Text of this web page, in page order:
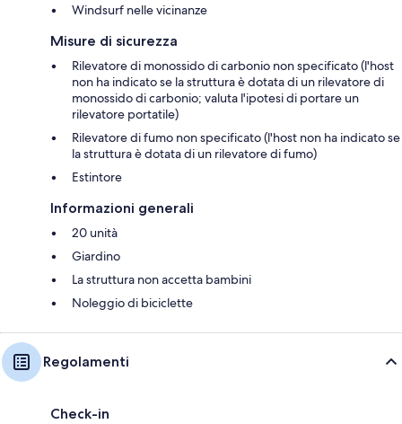
Windsurf nelle vicinanze
Misure di sicurezza
Rilevatore di monossido di carbonio non specificato (l'host
non ha indicato se la struttura è dotata di un rilevatore di
monossido di carbonio; valuta l'ipotesi di portare un
rilevatore portatile)
Rilevatore di fumo non specificato (l'host non ha indicato se
la struttura è dotata di un rilevatore di fumo)
Estintore
Informazioni generali
20 unità
Giardino
La struttura non accetta bambini
Noleggio di biciclette
Regolamenti
Check-in